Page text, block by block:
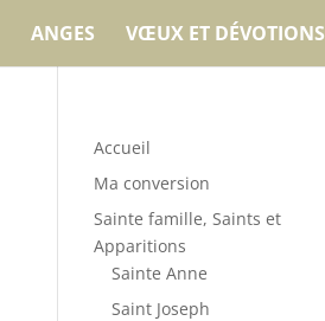
ANGES VŒUX ET DÉVOTIONS
Accueil
Ma conversion
Sainte famille, Saints et
Apparitions
Sainte Anne
Saint Joseph